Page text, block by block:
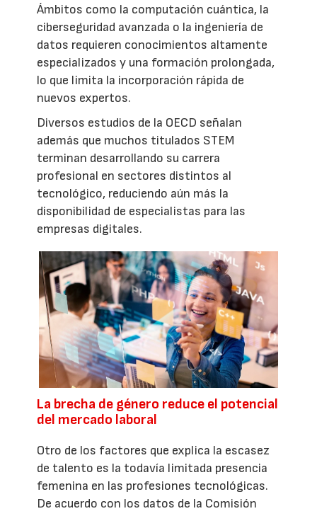
Ámbitos como la computación cuántica, la
ciberseguridad avanzada o la ingeniería de
datos requieren conocimientos altamente
especializados y una formación prolongada,
lo que limita la incorporación rápida de
nuevos expertos.
Diversos estudios de la OECD señalan
además que muchos titulados STEM
terminan desarrollando su carrera
profesional en sectores distintos al
tecnológico, reduciendo aún más la
disponibilidad de especialistas para las
empresas digitales.
La brecha de género reduce el potencial
del mercado laboral
Otro de los factores que explica la escasez
de talento es la todavía limitada presencia
femenina en las profesiones tecnológicas.
De acuerdo con los datos de la Comisión